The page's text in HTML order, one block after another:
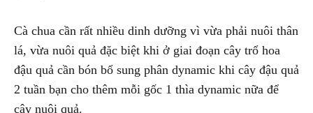
Cà chua cần rất nhiều dinh dưỡng vì vừa phải nuôi thân
lá, vừa nuôi quả đặc biệt khi ở giai đoạn cây trổ hoa
đậu quả cần bón bổ sung phân dynamic khi cây đậu quả
2 tuần bạn cho thêm mỗi gốc 1 thìa dynamic nữa để
cây nuôi quả.